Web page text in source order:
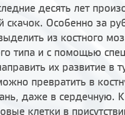
десять лет
скачок. Особенно за
из костного
типа и с помощью
их развитие в
превратить в
даже в сердечную.
клетки в